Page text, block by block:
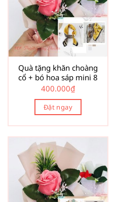
Quà tặng khăn choàng
cổ + bó hoa sáp mini 8
400.000₫
Đặt ngay